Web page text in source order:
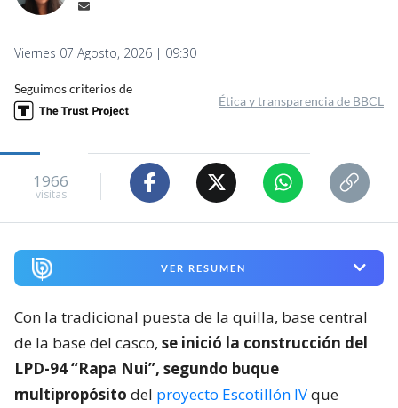
Viernes 07 Agosto, 2026 | 09:30
Seguimos criterios de
Ética y transparencia de BBCL
1966
visitas
VER RESUMEN
Con la tradicional puesta de la quilla, base central
de la base del casco, se inició la construcción del
LPD-94 “Rapa Nui”, segundo buque
multipropósito del proyecto Escotillón IVque